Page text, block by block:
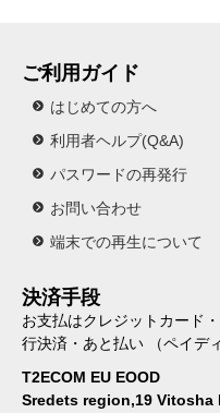
ご利用ガイド
はじめての方へ
利用者ヘルプ(Q&A)
パスワードの再発行
お問い合わせ
端末での再生について
決済手段
お支払はクレジットカード
行決済・あと払い （ペイデ
T2ECOM EU EOOD
Sredets region,19 Vitosha